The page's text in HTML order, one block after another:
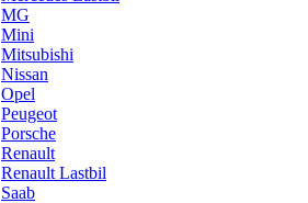
MG
Mini
Mitsubishi
Nissan
Opel
Peugeot
Porsche
Renault
Renault Lastbil
Saab